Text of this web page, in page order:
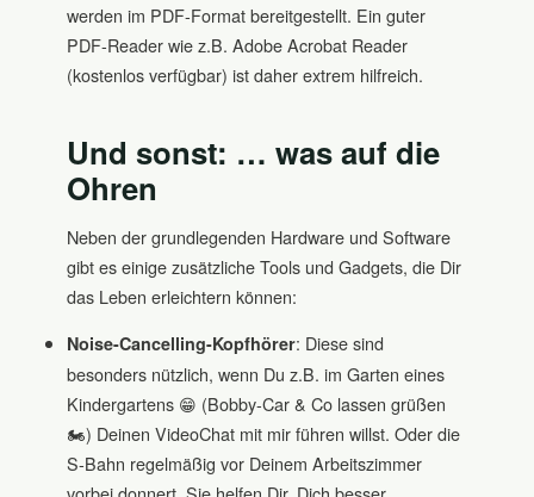
werden im PDF-Format bereitgestellt. Ein guter
PDF-Reader wie z.B. Adobe Acrobat Reader
(kostenlos verfügbar) ist daher extrem hilfreich.
Und sonst: … was auf die
Ohren
Neben der grundlegenden Hardware und Software
gibt es einige zusätzliche Tools und Gadgets, die Dir
das Leben erleichtern können:
Noise-Cancelling-Kopfhörer: Diese sind
besonders nützlich, wenn Du z.B. im Garten eines
Kindergartens 😁 (Bobby-Car & Co lassen grüßen
🏍️) Deinen VideoChat mit mir führen willst. Oder die
S-Bahn regelmäßig vor Deinem Arbeitszimmer